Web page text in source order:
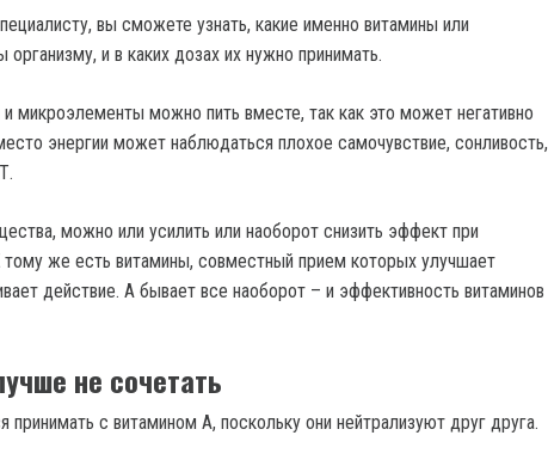
вы сможете узнать, какие именно витамины или
и в каких дозах их нужно принимать.
микроэлементы можно пить вместе, так как это может негативно
энергии может наблюдаться плохое самочувствие, сонливость,
можно или усилить или наоборот снизить эффект при
же есть витамины, совместный прием которых улучшает
действие. А бывает все наоборот – и эффективность витаминов
не сочетать
принимать с витамином А, поскольку они нейтрализуют друг друга.